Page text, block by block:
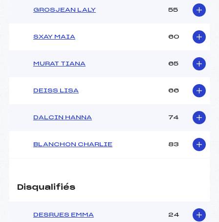
GROSJEAN LALY 55
SXAY MAIA 60
MURAT TIANA 65
DEISS LISA 66
DALCIN HANNA 74
BLANCHON CHARLIE 83
Disqualifiés
DESRUES EMMA 24